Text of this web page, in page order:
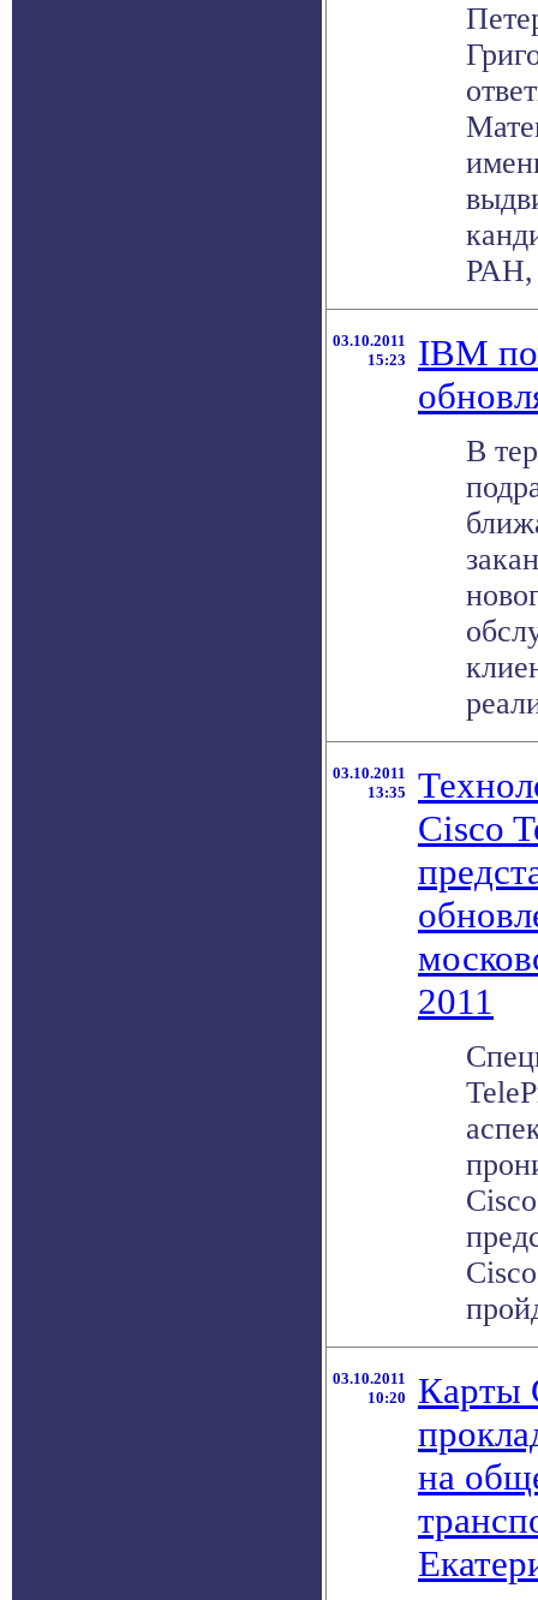
РАН,
03.10.2011
15:23
IBM
В
03.10.2011
13:35
Cisco
2011
03.10.2011
10:20
Карты
на